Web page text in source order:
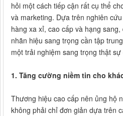
hỏi một cách tiếp cận rất cụ thể
và marketing. Dựa trên nghiên
hàng xa xỉ, cao cấp và hạng
nhãn hiệu sang trọng cần tập
một trải nghiệm sang trọng thật
1. Tăng cường niềm tin cho
Thương hiệu cao cấp nên ủng hộ
không phải chỉ đơn giản dựa trên